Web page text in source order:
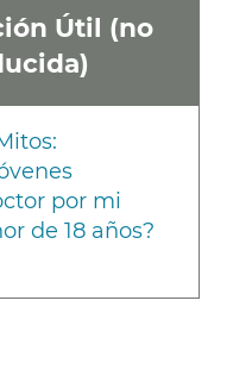
Útil (no
por mi
de 18 años?